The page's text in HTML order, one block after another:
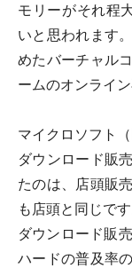
モリーがそれ程
いと思われます
めたバーチャル
ームのオンライ
マイクロソフト
ダウンロード販
たのは、店頭販
も店頭と同じで
ダウンロード販
ハードの普及率